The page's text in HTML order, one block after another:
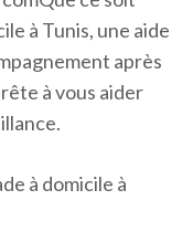
à Tunis, une aide
après
à vous aider
à domicile à